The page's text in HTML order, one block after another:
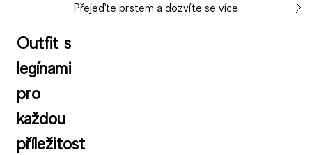
Přejeďte prstem a dozvíte se více
Outfit s
legínami
pro
každou
příležitost